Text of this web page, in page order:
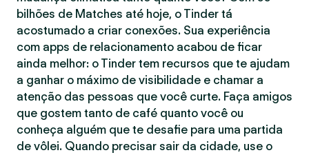
bilhões de Matches até hoje, o Tinder tá
acostumado a criar conexões. Sua experiência
com apps de relacionamento acabou de ficar
ainda melhor: o Tinder tem recursos que te ajudam
a ganhar o máximo de visibilidade e chamar a
atenção das pessoas que você curte. Faça amigos
que gostem tanto de café quanto você ou
conheça alguém que te desafie para uma partida
de vôlei. Quando precisar sair da cidade, use o